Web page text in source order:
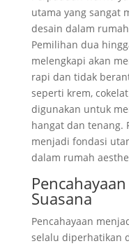
utama yang sangat
desain dalam
Pemilihan dua
melengkapi akan
rapi dan tidak
seperti krem,
digunakan untuk
hangat dan tenang.
menjadi fondasi
dalam rumah
Suasana
Pencahayaan
selalu diperhatikan